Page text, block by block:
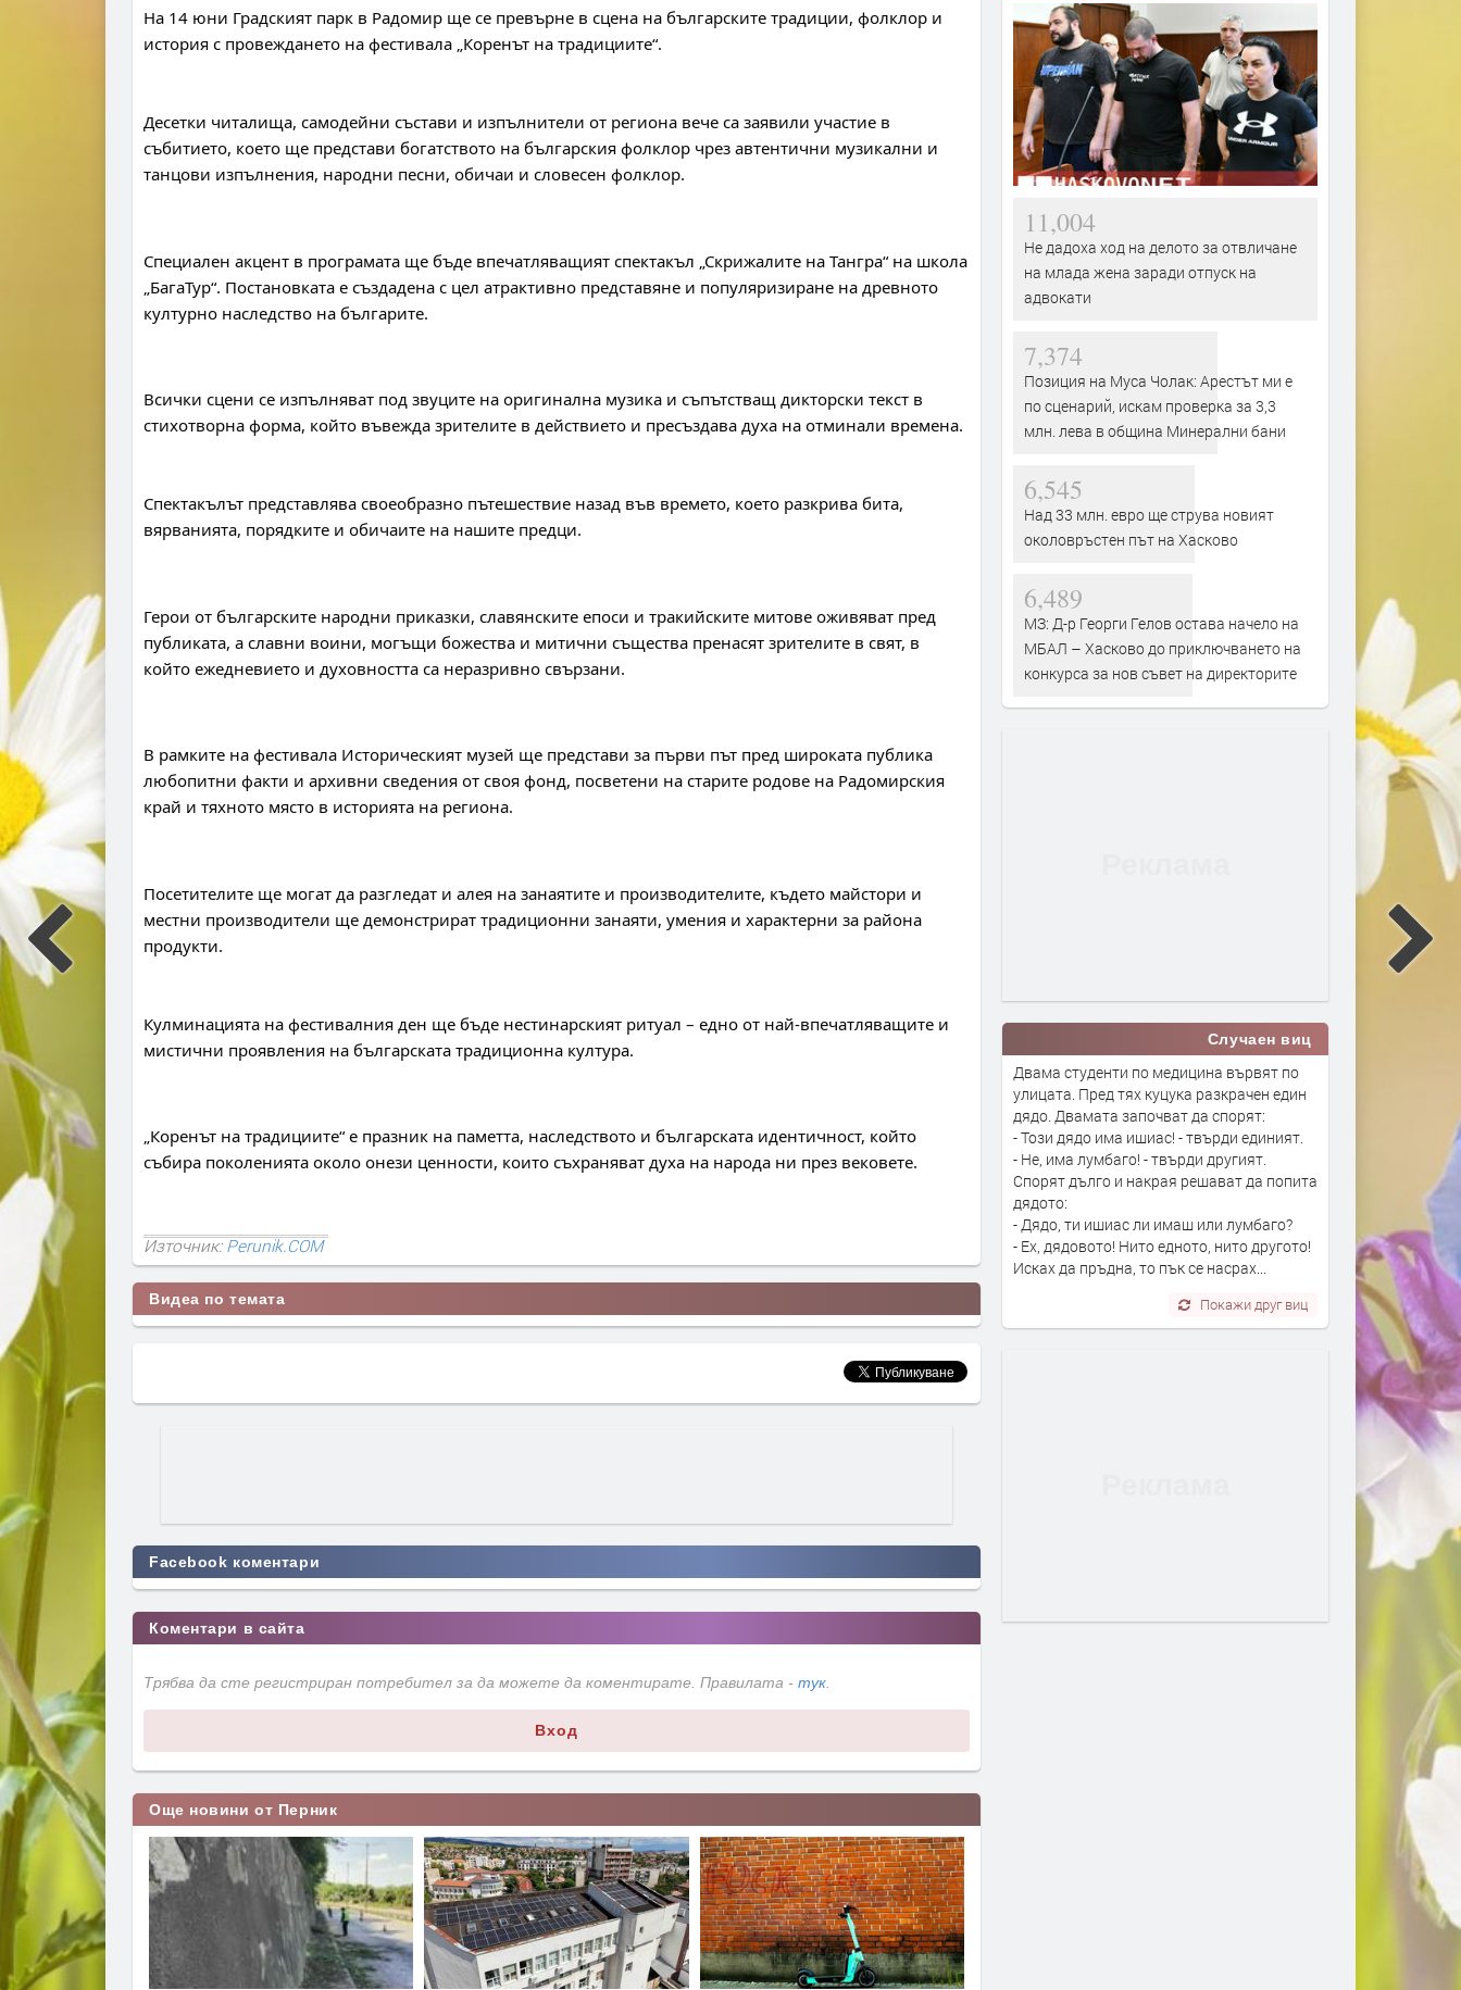
На 14 юни Градският парк в Радомир ще се превърне в сцена на българските традиции, фолклор и
история с провеждането на фестивала „Коренът на традициите“.
Десетки читалища, самодейни състави и изпълнители от региона вече са заявили участие в
събитието, което ще представи богатството на българския фолклор чрез автентични музикални и
танцови изпълнения, народни песни, обичаи и словесен фолклор.
Специален акцент в програмата ще бъде впечатляващият спектакъл „Скрижалите на Тангра“ на школа
„БагаТур“. Постановката е създадена с цел атрактивно представяне и популяризиране на древното
културно наследство на българите.
Всички сцени се изпълняват под звуците на оригинална музика и съпътстващ дикторски текст в
стихотворна форма, който въвежда зрителите в действието и пресъздава духа на отминали времена.
Спектакълът представлява своеобразно пътешествие назад във времето, което разкрива бита,
вярванията, порядките и обичаите на нашите предци.
Герои от българските народни приказки, славянските епоси и тракийските митове оживяват пред
публиката, а славни воини, могъщи божества и митични същества пренасят зрителите в свят, в
който ежедневието и духовността са неразривно свързани.
В рамките на фестивала Историческият музей ще представи за първи път пред широката публика
любопитни факти и архивни сведения от своя фонд, посветени на старите родове на Радомирския
край и тяхното място в историята на региона.
Посетителите ще могат да разгледат и алея на занаятите и производителите, където майстори и
местни производители ще демонстрират традиционни занаяти, умения и характерни за района
продукти.
Кулминацията на фестивалния ден ще бъде нестинарският ритуал – едно от най-впечатляващите и
мистични проявления на българската традиционна култура.
„Коренът на традициите“ е празник на паметта, наследството и българската идентичност, който
събира поколенията около онези ценности, които съхраняват духа на народа ни през вековете.
Източник:Perunik.COM
Видеа по темата
Facebook коментари
Коментари в сайта
Трябва да сте регистриран потребител за да можете да коментирате. Правилата - тук.
Вход
Още новини от Перник
11,004
Не дадоха ход на делото за отвличане
на млада жена заради отпуск на
адвокати
7,374
Позиция на Муса Чолак: Арестът ми е
по сценарий, искам проверка за 3,3
млн. лева в община Минерални бани
6,545
Над 33 млн. евро ще струва новият
околовръстен път на Хасково
6,489
МЗ: Д-р Георги Гелов остава начело на
МБАЛ – Хасково до приключването на
конкурса за нов съвет на директорите
Случаен виц
Двама студенти по медицина вървят по
улицата. Пред тях куцука разкрачен един
дядо. Двамата започват да спорят:
- Този дядо има ишиас! - твърди единият.
- Не, има лумбаго! - твърди другият.
Спорят дълго и накрая решават да попита
дядото:
- Дядо, ти ишиас ли имаш или лумбаго?
- Ех, дядовото! Нито едното, нито другото!
Исках да пръдна, то пък се насрах...
Покажи друг виц